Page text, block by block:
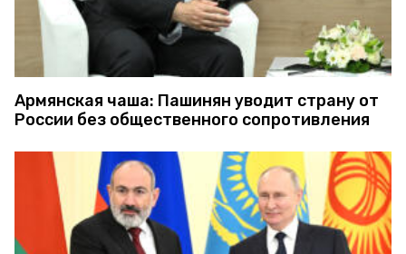
Армянская чаша: Пашинян уводит страну от
России без общественного сопротивления